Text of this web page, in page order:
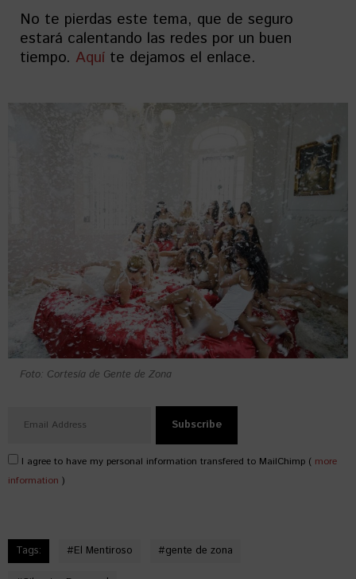
No te pierdas este tema, que de seguro
estará calentando las redes por un buen
tiempo. Aquí te dejamos el enlace.
Foto: Cortesía de Gente de Zona
I agree to have my personal information transfered to MailChimp ( more
information )
Tags: #El Mentiroso #gente de zona